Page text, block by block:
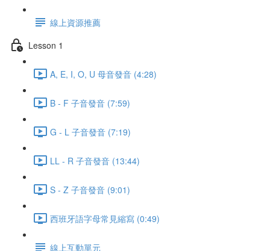
線上資源推薦
Lesson 1
A, E, I, O, U 母音發音 (4:28)
B - F 子音發音 (7:59)
G - L 子音發音 (7:19)
LL - R 子音發音 (13:44)
S - Z 子音發音 (9:01)
西班牙語字母常見縮寫 (0:49)
線上互動單元